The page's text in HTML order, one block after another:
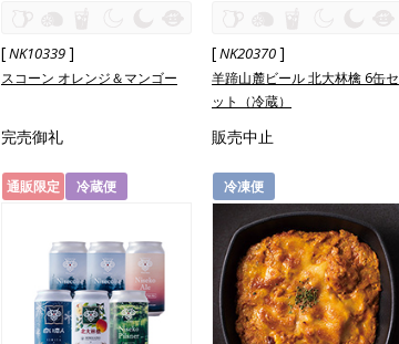
[NK10339]
スコーン オレンジ＆マンゴー
完売御礼
[NK20370]
羊蹄山麓ビール 北大林檎 6缶セ
ット（冷蔵）
販売中止
通販限定 冷蔵便 冷凍便